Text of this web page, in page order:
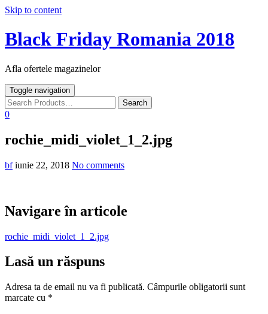
Skip to content
Black Friday Romania 2018
Afla ofertele magazinelor
Toggle navigation
0
rochie_midi_violet_1_2.jpg
bf iunie 22, 2018 No comments
Navigare în articole
rochie_midi_violet_1_2.jpg
Lasă un răspuns
Adresa ta de email nu va fi publicată. Câmpurile obligatorii sunt
marcate cu *